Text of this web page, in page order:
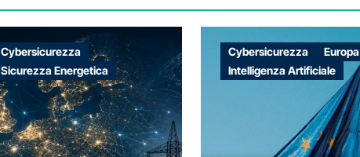
Cybersicurezza
Sicurezza Energetica
Cybersicurezza
Europa
Intelligenza Artificiale